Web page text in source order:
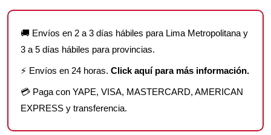
🚚 Envíos en 2 a 3 días hábiles para Lima Metropolitana y
3 a 5 días hábiles para provincias.
⚡ Envíos en 24 horas. Click aquí para más información.
💳 Paga con YAPE, VISA, MASTERCARD, AMERICAN
EXPRESS y transferencia.